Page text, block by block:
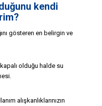
kendi
gösteren en belirgin ve
olduğu halde su
alışkanlıklarınızın